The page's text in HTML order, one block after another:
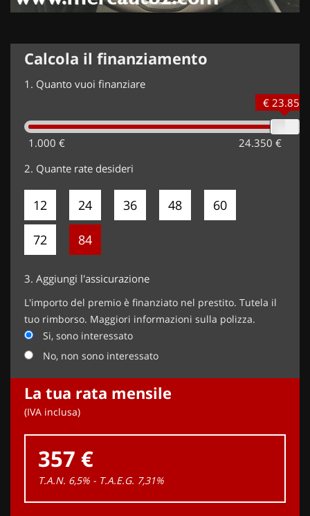
Calcola il finanziamento
1. Quanto vuoi finanziare
1.000 € 24.350 €
€ 23.850
2. Quante rate desideri
12 24 36 48 60
72 84
3. Aggiungi l'assicurazione
L'importo del premio è finanziato nel prestito. Tutela il
tuo rimborso. Maggiori informazioni sulla polizza.
Si, sono interessato
No, non sono interessato
La tua rata mensile
(IVA inclusa)
357 €
T.A.N. 6,5% - T.A.E.G. 7,31%